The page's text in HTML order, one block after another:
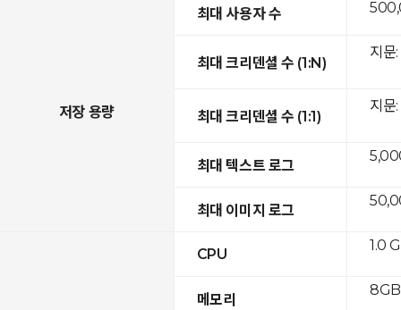
저장 용량
최대 사용자 수
최대 크리덴셜 수 (1:N)
최대 크리덴셜 수 (1:1)
최대 텍스트 로그
최대 이미지 로그
CPU
메모리
지
지
1.0